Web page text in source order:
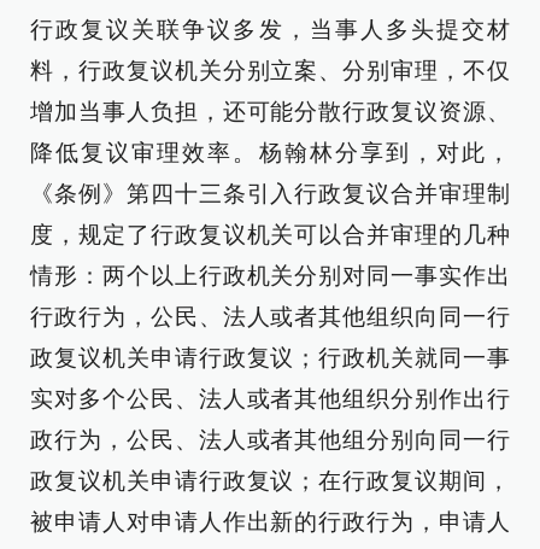
行政复议关联争议多发，当事人多头提交材
料，行政复议机关分别立案、分别审理，不仅
增加当事人负担，还可能分散行政复议资源、
降低复议审理效率。杨翰林分享到，对此，
《条例》第四十三条引入行政复议合并审理制
度，规定了行政复议机关可以合并审理的几种
情形：两个以上行政机关分别对同一事实作出
行政行为，公民、法人或者其他组织向同一行
政复议机关申请行政复议；行政机关就同一事
实对多个公民、法人或者其他组织分别作出行
政行为，公民、法人或者其他组分别向同一行
政复议机关申请行政复议；在行政复议期间，
被申请人对申请人作出新的行政行为，申请人